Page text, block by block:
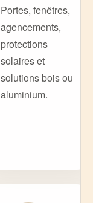
Portes, fenêtres,
agencements,
protections
solaires et
solutions bois ou
aluminium.